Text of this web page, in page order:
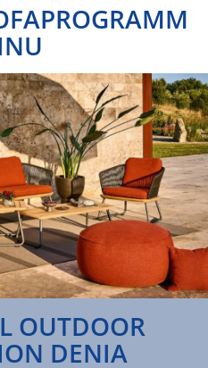
OUTDOOR
DENIA